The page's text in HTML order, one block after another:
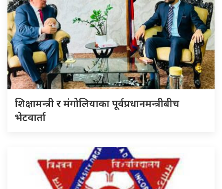
शिक्षामन्त्री र मंगोलियाका पूर्वप्रधानमन्त्रीबीच
भेटवार्ता